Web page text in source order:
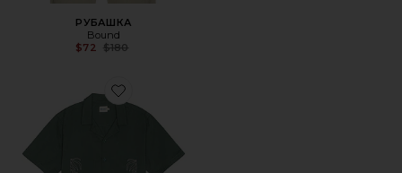
РУБАШКА
Bound
$72 Previous price:
$180
Favorite РУБАШКА